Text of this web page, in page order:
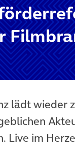
lädt wieder
Live im